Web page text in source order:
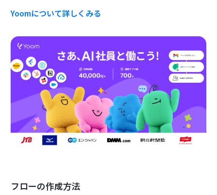
Yoomについて詳しくみる
フローの作成方法